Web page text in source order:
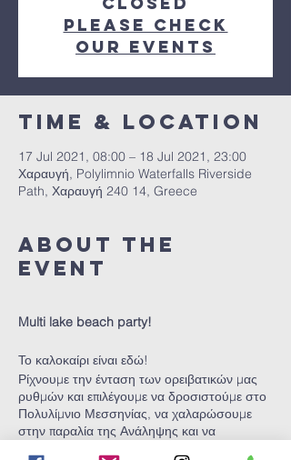
Please check
our events
Time & Location
17 Jul 2021, 08:00 – 18 Jul 2021, 23:00
Χαραυγή, Polylimnio Waterfalls Riverside
Path, Χαραυγή 240 14, Greece
About the
event
Multi lake beach party!
Το καλοκαίρι είναι εδώ!
Ρίχνουμε την ένταση των ορειβατικών μας
ρυθμών και επιλέγουμε να δροσιστούμε στο
Πολυλίμνιο Μεσσηνίας, να χαλαρώσουμε
στην παραλία της Ανάληψης και να